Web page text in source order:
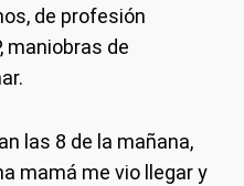
de profesión
maniobras de
las 8 de la mañana,
mamá me vio llegar y